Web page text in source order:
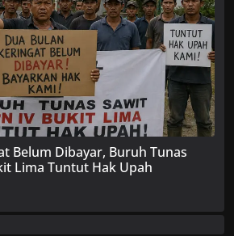
Belum Dibayar, Buruh Tunas
Lima Tuntut Hak Upah